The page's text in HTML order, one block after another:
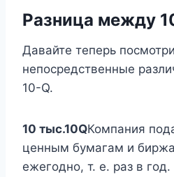
Разница между
Давайте теперь
непосредственные
10-Q.
10 тыс.10QКомпания
ценным бумагам и
ежегодно, т. е. раз в